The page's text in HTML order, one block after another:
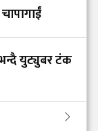
युट्युबर टंक